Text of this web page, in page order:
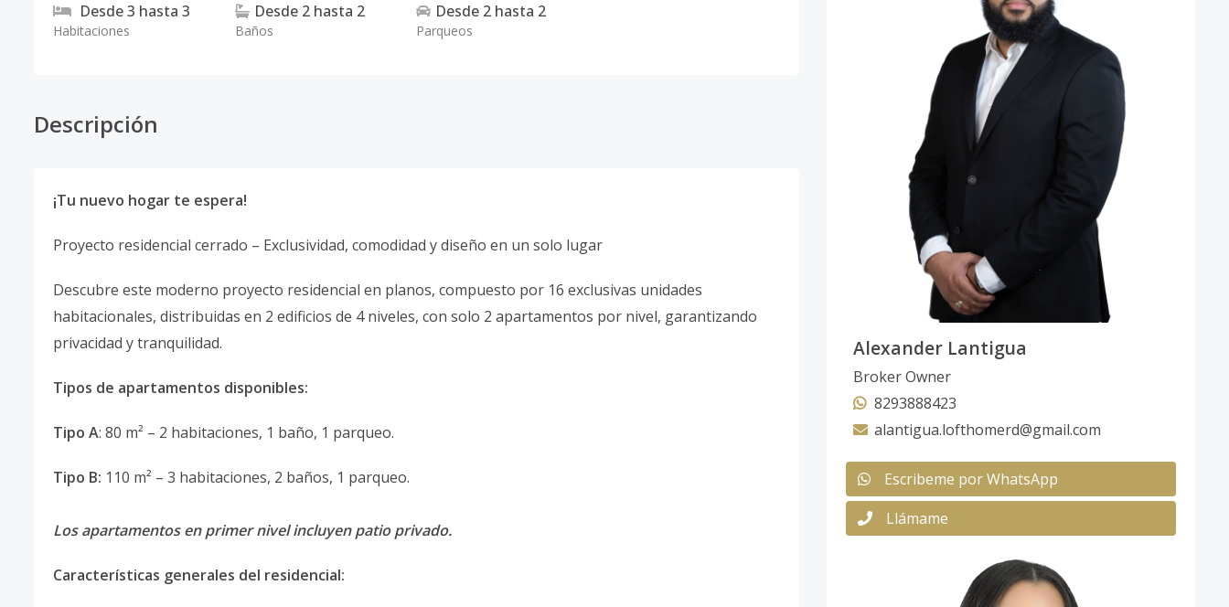
Desde3 hasta 3
Habitaciones
Desde 2hasta 2
Baños
Desde 2 hasta 2
Parqueos
Descripción
¡Tu nuevo hogar te espera!
Proyecto residencial cerrado – Exclusividad, comodidad y diseño en un solo lugar
Descubre este moderno proyecto residencial en planos, compuesto por 16 exclusivas unidades
habitacionales, distribuidas en 2 edificios de 4 niveles, con solo 2 apartamentos por nivel, garantizando
privacidad y tranquilidad.
Tipos de apartamentos disponibles:
Tipo A: 80 m² – 2 habitaciones, 1 baño, 1 parqueo.
Tipo B: 110 m² – 3 habitaciones, 2 baños, 1 parqueo.
Los apartamentos en primer nivel incluyen patio privado.
Características generales del residencial:
Alexander Lantigua
Broker Owner
8293888423
alantigua.lofthomerd@gmail.com
Escribeme por WhatsApp
Llámame